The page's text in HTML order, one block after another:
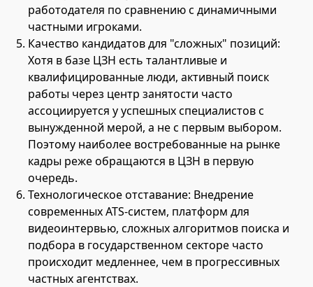
работодателя по сравнению с динамичными
частными игроками.
Качество кандидатов для "сложных" позиций:
Хотя в базе ЦЗН есть талантливые и
квалифицированные люди, активный поиск
работы через центр занятости часто
ассоциируется у успешных специалистов с
вынужденной мерой, а не с первым выбором.
Поэтому наиболее востребованные на рынке
кадры реже обращаются в ЦЗН в первую
очередь.
Технологическое отставание: Внедрение
современных ATS-систем, платформ для
видеоинтервью, сложных алгоритмов поиска и
подбора в государственном секторе часто
происходит медленнее, чем в прогрессивных
частных агентствах.